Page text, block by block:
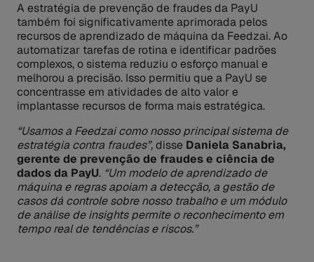
A estratégia de prevenção de fraudes da PayU
também foi significativamente aprimorada pelos
recursos de aprendizado de máquina da Feedzai. Ao
automatizar tarefas de rotina e identificar padrões
complexos, o sistema reduziu o esforço manual e
melhorou a precisão. Isso permitiu que a PayU se
concentrasse em atividades de alto valor e
implantasse recursos de forma mais estratégica.
“Usamos a Feedzai como nosso principal sistema de
estratégia contra fraudes”,disse Daniela Sanabria,
gerente de prevenção de fraudes e ciência de
dados da PayU. “Um modelo de aprendizado de
máquina e regras apoiam a detecção, a gestão de
casos dá controle sobre nosso trabalho e um módulo
de análise de insights permite o reconhecimento em
tempo real de tendências e riscos.”